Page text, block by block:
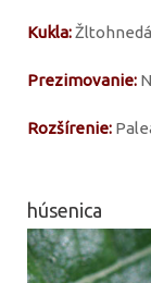
Kukla:
Prezimovanie:
Rozšírenie:
húsenica